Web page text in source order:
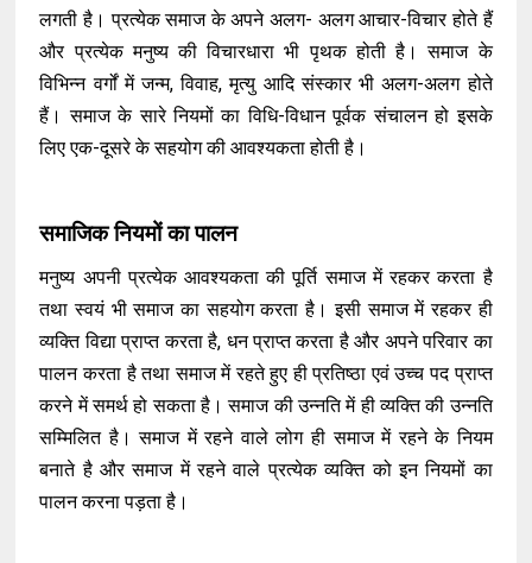
लगती है। प्रत्येक समाज के अपने अलग- अलग आचार-विचार होते हैं
और प्रत्येक मनुष्य की विचारधारा भी पृथक होती है। समाज के
विभिन्न वर्गों में जन्म, विवाह, मृत्यु आदि संस्कार भी अलग-अलग होते
हैं। समाज के सारे नियमों का विधि-विधान पूर्वक संचालन हो इसके
लिए एक-दूसरे के सहयोग की आवश्यकता होती है।
समाजिक नियमों का पालन
मनुष्य अपनी प्रत्येक आवश्यकता की पूर्ति समाज में रहकर करता है
तथा स्वयं भी समाज का सहयोग करता है। इसी समाज में रहकर ही
व्यक्ति विद्या प्राप्त करता है, धन प्राप्त करता है और अपने परिवार का
पालन करता है तथा समाज में रहते हुए ही प्रतिष्ठा एवं उच्च पद प्राप्त
करने में समर्थ हो सकता है। समाज की उन्नति में ही व्यक्ति की उन्नति
सम्मिलित है। समाज में रहने वाले लोग ही समाज में रहने के नियम
बनाते है और समाज में रहने वाले प्रत्येक व्यक्ति को इन नियमों का
पालन करना पड़ता है।